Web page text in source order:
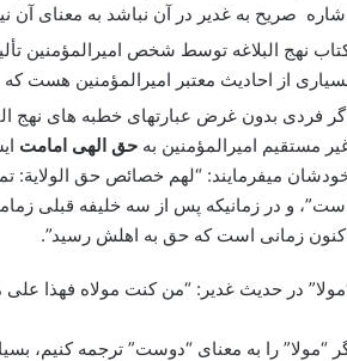
صریح به غدیر در آن نباشد به معنای
نهج البلاغه توسط شخص امیرالمؤمنین
از احادیث معتبر امیرالمؤمنین هست که
فردی بدون غرض عبارتهای خطبه های نهج
مستقیم امیرالمؤمنین به حق الهی امامت
میفرمایند: “لهم خصائص حق الولایة:
و در زمانیکه پس از سه خلیفه قبلی
زمانی است که حق به اهلش رسید”.
در حدیث غدیر: “من کنت مولاه فهذا
“مولا” را به معنای “دوست” ترجمه کنیم،